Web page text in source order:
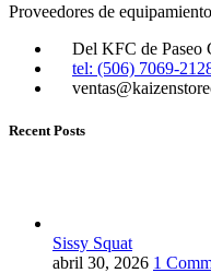
Proveedores de
Del KFC de Paseo
tel: (506) 7069-
Recent Posts
Sissy Squat
abril 30, 2026 1